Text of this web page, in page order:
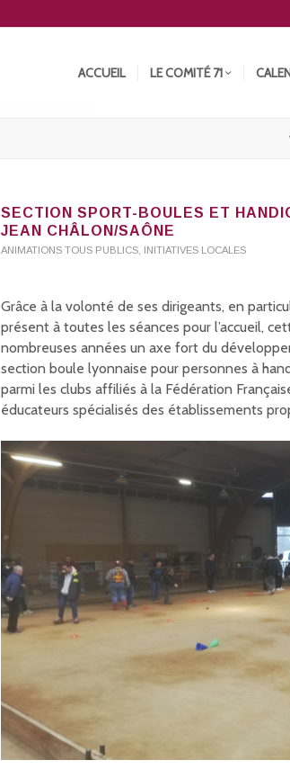
ACCUEIL LE COMITÉ 71
SECTION SPORT-BOULES ET
JEAN CHÂLON/SAÔNE
ANIMATIONS TOUS PUBLICS INITIATIVES LOCALES
Grâce à la volonté de ses dirigeants, en
présent à toutes les séances pour l’accueil,
nombreuses années un axe fort du
section boule lyonnaise pour personnes à
parmi les clubs affiliés à la Fédération
éducateurs spécialisés des établissements